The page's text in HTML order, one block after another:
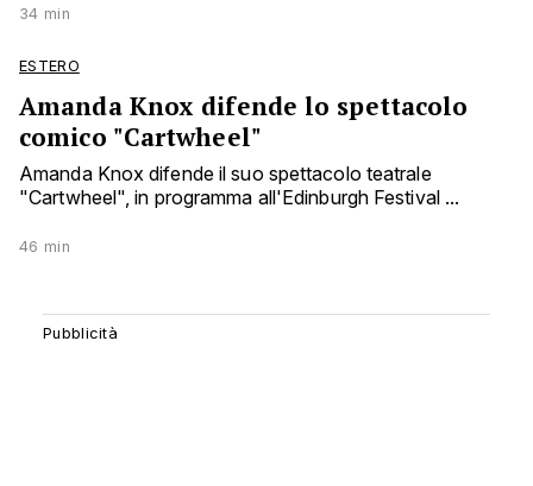
34 min
ESTERO
Amanda Knox difende lo spettacolo
comico "Cartwheel"
Amanda Knox difende il suo spettacolo teatrale
"Cartwheel", in programma all'Edinburgh Festival ...
46 min